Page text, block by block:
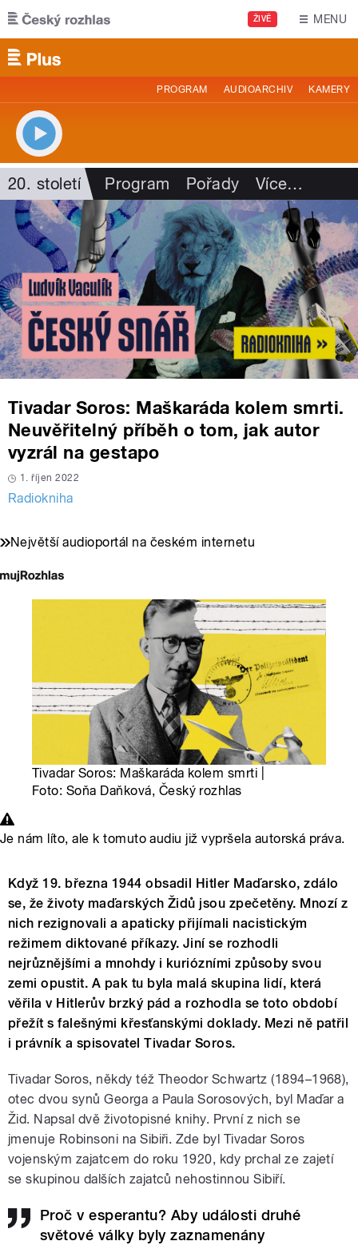
Přejít k hlavnímu obsahu
ŽIVĚ MENU
PROGRAM AUDIOARCHIV KAMERY
20. století Program Pořady Více…
Tivadar Soros: Maškaráda kolem smrti.
Neuvěřitelný příběh o tom, jak autor
vyzrál na gestapo
1. říjen 2022
Radiokniha
Největší audioportál na českém internetu
Tivadar Soros: Maškaráda kolem smrti |
Foto: Soňa Daňková, Český rozhlas
Je nám líto, ale k tomuto audiu již vypršela autorská práva.
Když 19. března 1944 obsadil Hitler Maďarsko, zdálo
se, že životy maďarských Židů jsou zpečetěny. Mnozí z
nich rezignovali a apaticky přijímali nacistickým
režimem diktované příkazy. Jiní se rozhodli
nejrůznějšími a mnohdy i kuriózními způsoby svou
zemi opustit. A pak tu byla malá skupina lidí, která
věřila v Hitlerův brzký pád a rozhodla se toto období
přežít s falešnými křesťanskými doklady. Mezi ně patřil
i právník a spisovatel Tivadar Soros.
Tivadar Soros, někdy též Theodor Schwartz (1894–1968),
otec dvou synů Georga a Paula Sorosových, byl Maďar a
Žid. Napsal dvě životopisné knihy. První z nich se
jmenuje Robinsoni na Sibiři. Zde byl Tivadar Soros
vojenským zajatcem do roku 1920, kdy prchal ze zajetí
se skupinou dalších zajatců nehostinnou Sibiří.
Proč v esperantu? Aby události druhé
světové války byly zaznamenány